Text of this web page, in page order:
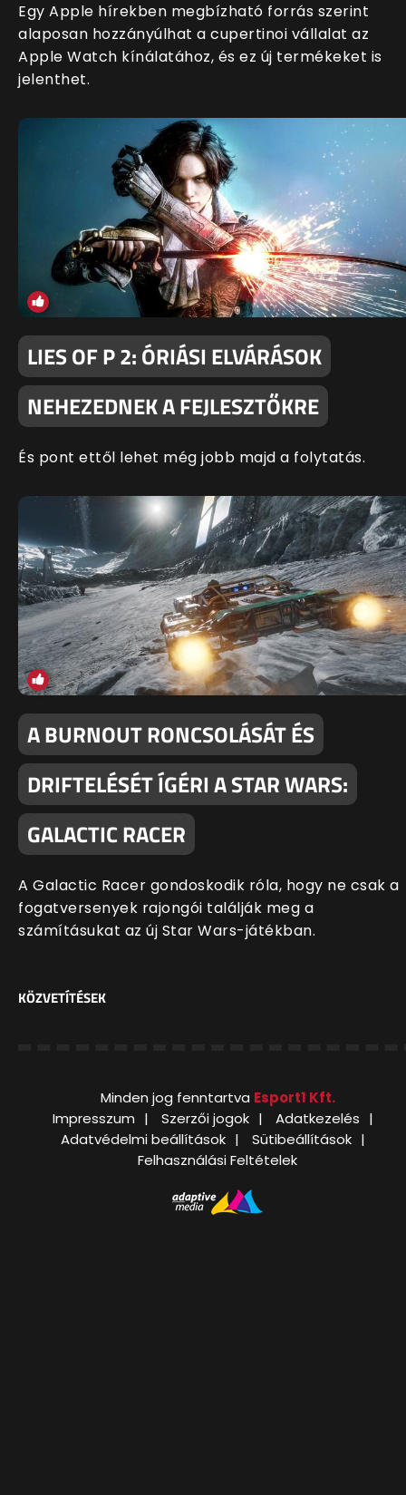
Egy Apple hírekben megbízható forrás szerint
alaposan hozzányúlhat a cupertinoi vállalat az
Apple Watch kínálatához, és ez új termékeket is
jelenthet.
LIES OF P 2: ÓRIÁSI ELVÁRÁSOK
NEHEZEDNEK A FEJLESZTŐKRE
És pont ettől lehet még jobb majd a folytatás.
A BURNOUT RONCSOLÁSÁT ÉS
DRIFTELÉSÉT ÍGÉRI A STAR WARS:
GALACTIC RACER
A Galactic Racer gondoskodik róla, hogy ne csak a
fogatversenyek rajongói találják meg a
számításukat az új Star Wars-játékban.
KÖZVETÍTÉSEK
Minden jog fenntartva Esport1 Kft.
Impresszum
Szerzői jogok
Adatkezelés
Adatvédelmi beállítások
Sütibeállítások
Felhasználási Feltételek